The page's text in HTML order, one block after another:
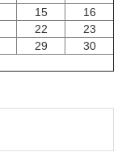
15
16
22
23
29
30